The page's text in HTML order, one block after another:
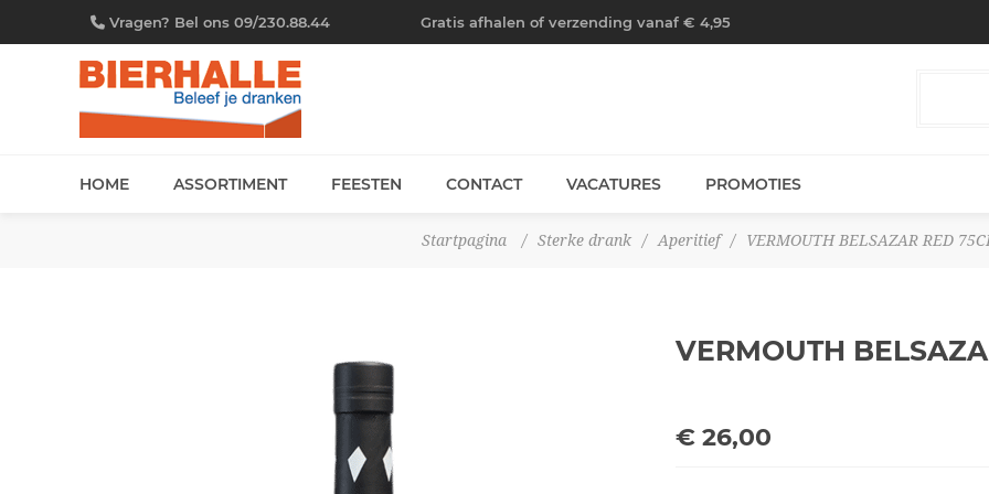
Vragen? Bel ons 09/230.88.44 Gratis afhalen of verzending vanaf € 4,95
HOME ASSORTIMENT FEESTEN CONTACT VACATURES PROMOTIES
Startpagina / Sterke drank / Aperitief / VERMOUTH BELSAZAR RED
VERMOUTH
€ 26,00